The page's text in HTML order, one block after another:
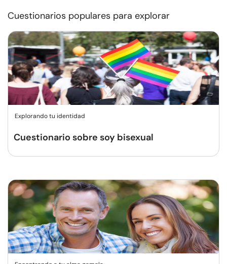
Cuestionarios populares para explorar
Explorando tu identidad
Cuestionario sobre soy bisexual